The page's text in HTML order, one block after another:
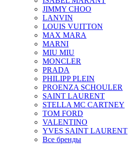
JIMMY CHOO
LANVIN
LOUIS VUITTON
MAX MARA
MARNI
MIU MIU
MONCLER
PRADA
PHILIPP PLEIN
PROENZA SCHOULER
SAINT LAURENT
STELLA MC CARTNEY
TOM FORD
VALENTINO
YVES SAINT LAURENT
Все бренды